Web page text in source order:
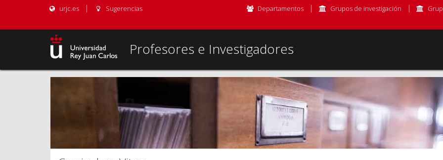
urjc.es Sugerencias Departamentos Grupos de investigación
Profesores e Investigadores